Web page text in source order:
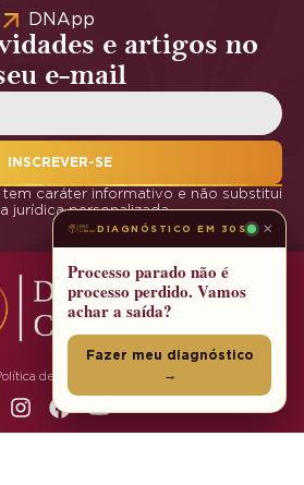
DNApp
e artigos no
e-mail
INSCREVER-SE
caráter informativo e não substitui
jurídica personalizada.
de Privacidade
DIAGNÓSTICO EM 30S ×
Processo parado não é
processo perdido. Vamos
achar a saída?
Fazer meu diagnóstico
→